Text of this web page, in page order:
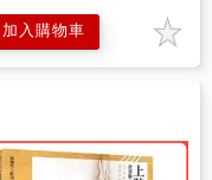
加入購物車